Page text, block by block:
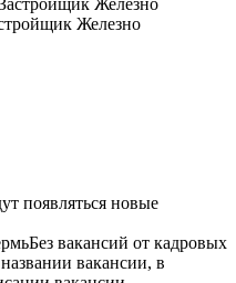
Железно
появляться новые
Без вакансий от кадровых
вакансии, в